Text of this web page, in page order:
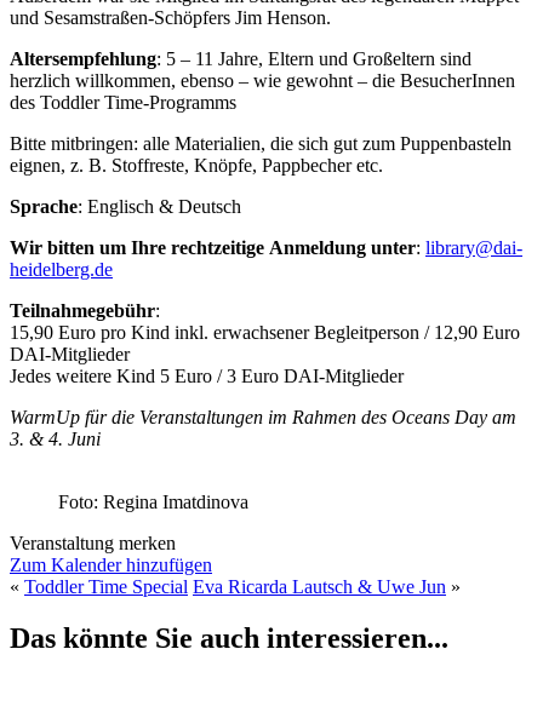
und Sesamstraßen-Schöpfers Jim Henson.
Altersempfehlung: 5 – 11 Jahre, Eltern und Großeltern sind
herzlich willkommen, ebenso – wie gewohnt – die BesucherInnen
des Toddler Time-Programms
Bitte mitbringen: alle Materialien, die sich gut zum Puppenbasteln
eignen, z. B. Stoffreste, Knöpfe, Pappbecher etc.
Sprache: Englisch & Deutsch
Wir bitten um Ihre rechtzeitige Anmeldung unter: library@dai-
heidelberg.de
Teilnahmegebühr:
15,90 Euro pro Kind inkl. erwachsener Begleitperson / 12,90 Euro
DAI-Mitglieder
Jedes weitere Kind 5 Euro / 3 Euro DAI-Mitglieder
WarmUp für die Veranstaltungen im Rahmen des Oceans Day am
3. & 4. Juni
Foto: Regina Imatdinova
Veranstaltung merken
Zum Kalender hinzufügen
« Toddler Time Special Eva Ricarda Lautsch & Uwe Jun »
Das könnte Sie auch interessieren...